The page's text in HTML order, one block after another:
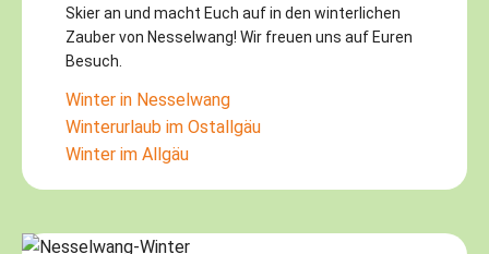
Skier an und macht Euch auf in den winterlichen
Zauber von Nesselwang! Wir freuen uns auf Euren
Besuch.
Winter in Nesselwang
Winterurlaub im Ostallgäu
Winter im Allgäu